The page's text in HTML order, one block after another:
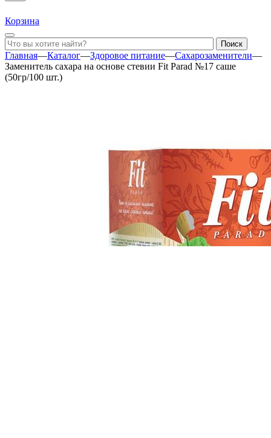
Корзина
Главная—Каталог—Здоровое питание—Сахарозаменители—
Заменитель сахара на основе стевии Fit Parad №17 саше
(50гр/100 шт.)